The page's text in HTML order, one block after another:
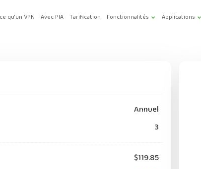
qu'un VPN Avec PIA Tarification Fonctionnalités Applications
Annuel
3
$119.85